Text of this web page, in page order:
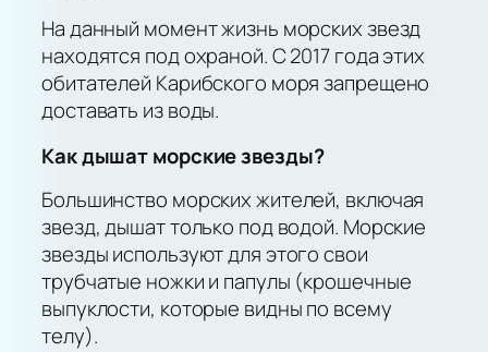
На данный момент жизнь морских звезд
находятся под охраной. С 2017 года этих
обитателей Карибского моря запрещено
доставать из воды.
Как дышат морские звезды?
Большинство морских жителей, включая
звезд, дышат только под водой. Морские
звезды используют для этого свои
трубчатые ножки и папулы (крошечные
выпуклости, которые видны по всему
телу).